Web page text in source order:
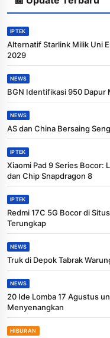
IPTEK
Alternatif Starlink Milik Uni
2029
NEWS
BGN Identifikasi 950 Dapur
NEWS
AS dan China Bersaing
IPTEK
Xiaomi Pad 9 Series Bocor:
dan Chip Snapdragon 8
IPTEK
Redmi 17C 5G Bocor di
Terungkap
NEWS
Truk di Depok Tabrak
NEWS
20 Ide Lomba 17 Agustus
Menyenangkan
HIBURAN